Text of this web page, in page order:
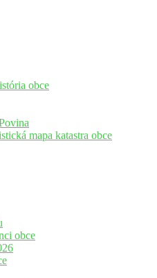
obce
mapa katastra obce
obce